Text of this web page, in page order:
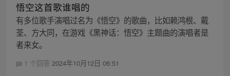
悟空这首歌谁唱的
有多位歌手演唱过名为《悟空》的歌曲，比如赖鸿根、戴
荃、方大同，在游戏《黑神话：悟空》主题曲的演唱者是
者来女。
1 个回答 2024年10月12日 06:51